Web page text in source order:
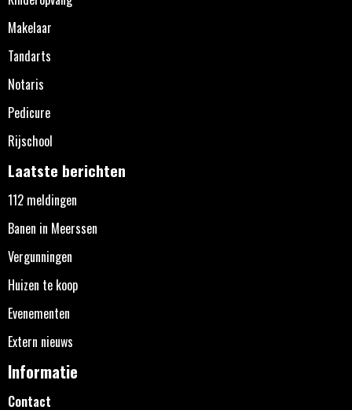
Makelaar
Tandarts
Notaris
Pedicure
Rijschool
Laatste berichten
112 meldingen
Banen in Meerssen
Vergunningen
Huizen te koop
Evenementen
Extern nieuws
Informatie
Contact